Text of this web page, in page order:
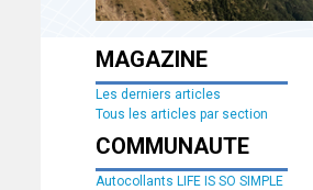
MAGAZINE
Les derniers articles
Tous les articles par section
COMMUNAUTE
Autocollants LIFE IS SO SIMPLE